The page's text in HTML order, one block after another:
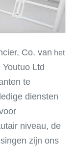
Co. van het
Ltd
te
diensten
niveau, de
zijn ons